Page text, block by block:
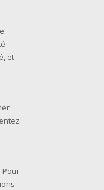
et
Pour